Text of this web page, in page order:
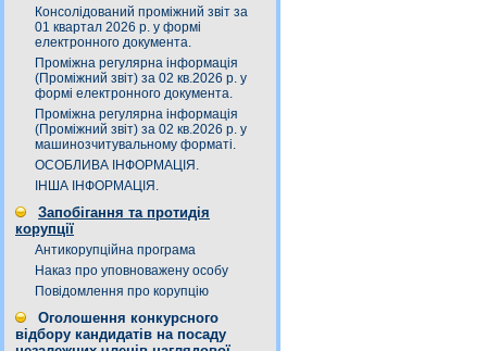
Консолідований проміжний звіт за
01 квартал 2026 р. у формі
електронного документа.
Проміжна регулярна інформація
(Проміжний звіт) за 02 кв.2026 р. у
формі електронного документа.
Проміжна регулярна інформація
(Проміжний звіт) за 02 кв.2026 р. у
машинозчитувальному форматі.
ОСОБЛИВА ІНФОРМАЦІЯ.
ІНША ІНФОРМАЦІЯ.
Запобігання та протидія
корупції
Антикорупційна програма
Наказ про уповноважену особу
Повідомлення про корупцію
Оголошення конкурсного
відбору кандидатів на посаду